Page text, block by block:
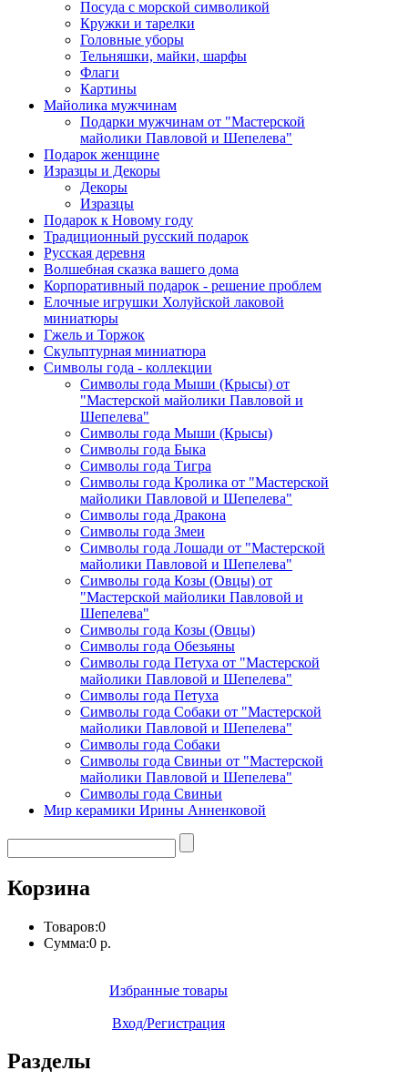
Посуда с морской символикой
Кружки и тарелки
Головные уборы
Тельняшки, майки, шарфы
Флаги
Картины
Майолика мужчинам
Подарки мужчинам от "Мастерской
майолики Павловой и Шепелева"
Подарок женщине
Изразцы и Декоры
Декоры
Изразцы
Подарок к Новому году
Традиционный русский подарок
Русская деревня
Волшебная сказка вашего дома
Корпоративный подарок - решение проблем
Елочные игрушки Холуйской лаковой
миниатюры
Гжель и Торжок
Скульптурная миниатюра
Символы года - коллекции
Символы года Мыши (Крысы) от
"Мастерской майолики Павловой и
Шепелева"
Символы года Мыши (Крысы)
Символы года Быка
Символы года Тигра
Символы года Кролика от "Мастерской
майолики Павловой и Шепелева"
Символы года Дракона
Символы года Змеи
Символы года Лошади от "Мастерской
майолики Павловой и Шепелева"
Символы года Козы (Овцы) от
"Мастерской майолики Павловой и
Шепелева"
Символы года Козы (Овцы)
Символы года Обезьяны
Символы года Петуха от "Мастерской
майолики Павловой и Шепелева"
Символы года Петуха
Символы года Собаки от "Мастерской
майолики Павловой и Шепелева"
Символы года Собаки
Символы года Свиньи от "Мастерской
майолики Павловой и Шепелева"
Символы года Свиньи
Мир керамики Ирины Анненковой
Корзина
Товаров:0
Сумма:0 р.
Избранные товары
Вход/Регистрация
Разделы